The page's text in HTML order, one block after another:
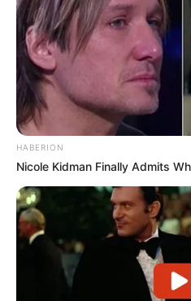
HABERION
Nicole Kidman Finally Admits